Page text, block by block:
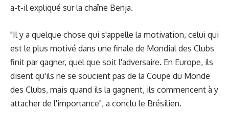
a-t-il expliqué sur la chaîne Benja.
"Il y a quelque chose qui s'appelle la motivation, celui qui
est le plus motivé dans une finale de Mondial des Clubs
finit par gagner, quel que soit l'adversaire. En Europe, ils
disent qu'ils ne se soucient pas de la Coupe du Monde
des Clubs, mais quand ils la gagnent, ils commencent à y
attacher de l'importance", a conclu le Brésilien.